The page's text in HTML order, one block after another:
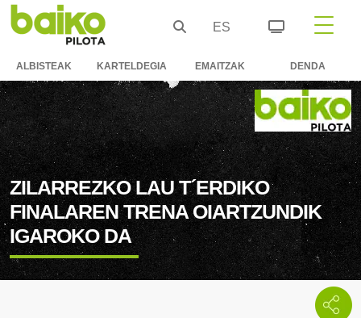
ES
ALBISTEAK KARTELDEGIA EMAITZAK DENDA
ZILARREZKO LAU T´ERDIKO
FINALAREN TRENA OIARTZUNDIK
IGAROKO DA